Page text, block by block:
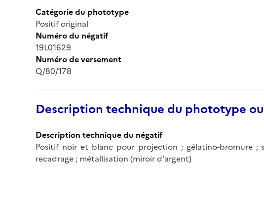
Catégorie du phototype
Positif original
Numéro du négatif
19L01629
Numéro de versement
Q/80/178
Description technique du phototype
Description technique du négatif
Positif noir et blanc pour projection ; gélatino-bromure
recadrage ; métallisation (miroir d'argent)